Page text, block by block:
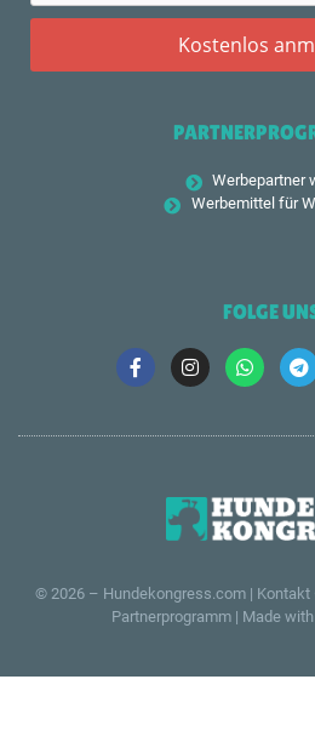
Werbepartner
Werbemittel für
FOLGE
© 2026 – Hundekongress.com| Kontakt
Partnerprogramm | Made with